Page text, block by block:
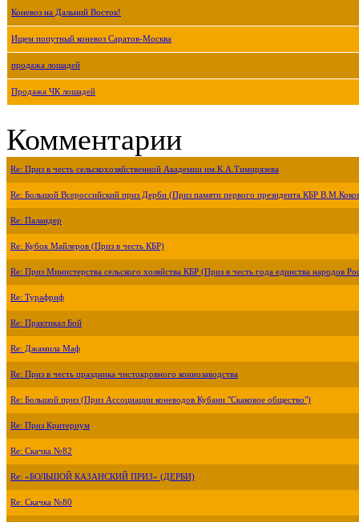
Коневоз на Дальний Восток!
Ищем попутный коневоз Саратов-Москва
продажа лошадей
Продажа ЧК лошадей
Комментарии
Re: Приз в честь сельскохозяйственной Академии им.К.А.Тимирязева
Re: Большой Всероссийский приз Дерби (Приз памяти первого президента КБР
Re: Паландер
Re: Кубок Майлеров (Приз в честь КБР)
Re: Приз Министерства сельского хозяйства КБР (Приз в честь года единства народов
Re: Турафриф
Re: Практикал Бой
Re: Джамила Маф
Re: Приз в честь праздника чистокровного коннозаводства
Re: Большой приз (Приз Ассоциации коневодов Кубани "Скаковое общество")
Re: Приз Критериум
Re: Скачка №82
Re: «БОЛЬШОЙ КАЗАНСКИЙ ПРИЗ» (ДЕРБИ)
Re: Скачка №80